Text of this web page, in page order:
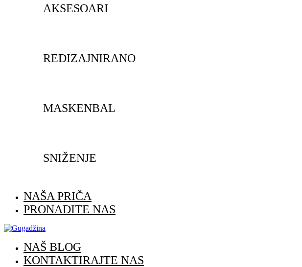
AKSESOARI
REDIZAJNIRANO
MASKENBAL
SNIŽENJE
NAŠA PRIČA
PRONAĐITE NAS
NAŠ BLOG
KONTAKTIRAJTE NAS